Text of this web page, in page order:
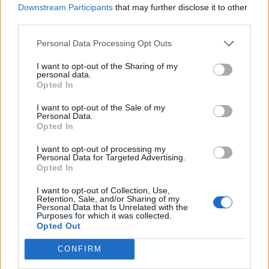
Downstream Participants that may further disclose it to other
Personal Data Processing Opt Outs
I want to opt-out of the Sharing of my
personal data.
Opted In
I want to opt-out of the Sale of my
Personal Data.
Opted In
I want to opt-out of processing my
Personal Data for Targeted Advertising.
Opted In
I want to opt-out of Collection, Use,
Retention, Sale, and/or Sharing of my
Personal Data that Is Unrelated with the
Purposes for which it was collected.
Opted Out
CONFIRM
COVID-19 [con mo
agenzia delle entrate
2022-06-17
Fondo di garanzia per le piccole e medie imprese
Banca del Mezzogiorno MedioCredito Centrale S.p.A.
2022-05-31
SA.56966, SA.57625, SA.59655
Banca del Mezzogiorno MedioCredito Centrale S.p.A.
2021-12-01
esenzioni fiscali e crediti d'imposta adottati a
seguito della crisi economica causata dall'epidemia di
COVID-19 [con mo
agenzia delle entrate